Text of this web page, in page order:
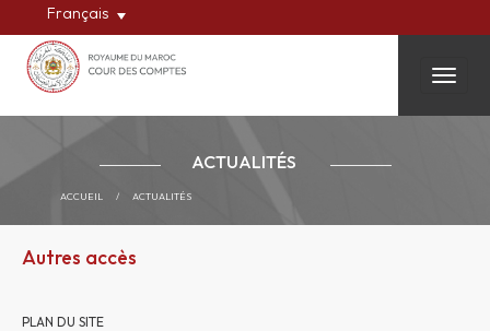
Français
ACTUALITÉS
ACCUEIL / ACTUALITÉS
Autres accès
PLAN DU SITE